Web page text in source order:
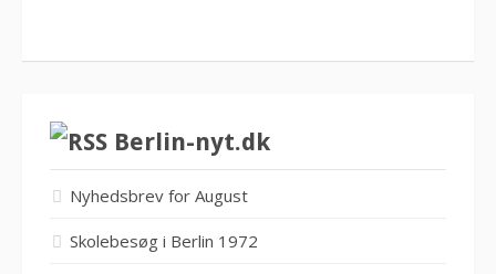
Berlin-nyt.dk
Nyhedsbrev for August
Skolebesøg i Berlin 1972